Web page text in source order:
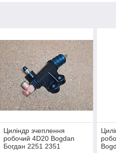
Циліндр зчеплення
робочий 4D20 Bogdan
Богдан 2251 2351